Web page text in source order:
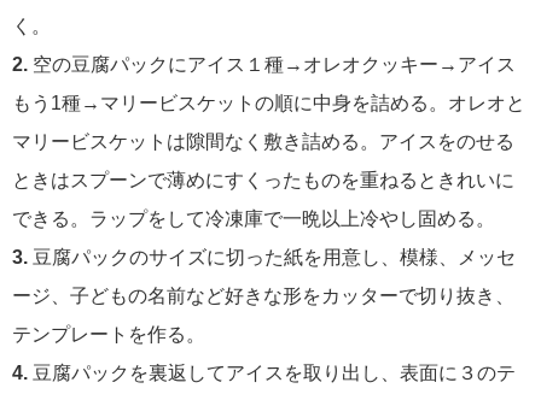
く。
2. 空の豆腐パックにアイス１種→オレオクッキー→アイス
もう1種→マリービスケットの順に中身を詰める。オレオと
マリービスケットは隙間なく敷き詰める。アイスをのせる
ときはスプーンで薄めにすくったものを重ねるときれいに
できる。ラップをして冷凍庫で一晩以上冷やし固める。
3. 豆腐パックのサイズに切った紙を用意し、模様、メッセ
ージ、子どもの名前など好きな形をカッターで切り抜き、
テンプレートを作る。
4. 豆腐パックを裏返してアイスを取り出し、表面に３のテ